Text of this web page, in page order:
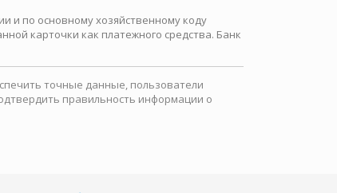
и по основному хозяйственному коду
карточки как платежного средства. Банк
точные данные, пользователи
правильность информации о